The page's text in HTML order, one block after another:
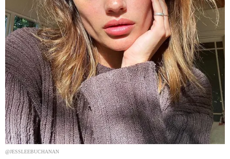
@JESSLEEBUCHANAN